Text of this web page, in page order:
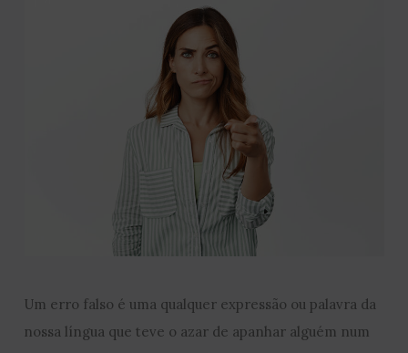
Um erro falso é uma qualquer expressão ou palavra da
nossa língua que teve o azar de apanhar alguém num